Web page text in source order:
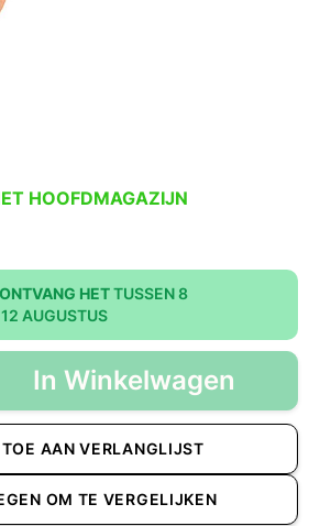
HOOFDMAGAZIJN
HETTUSSEN 8
AUGUSTUS
In Winkelwagen
AAN VERLANGLIJST
OM TE VERGELIJKEN